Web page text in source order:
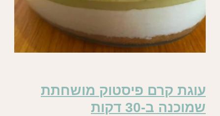
עוגת קרם פיסטוק מושחתת
שמוכנה ב-30 דקות